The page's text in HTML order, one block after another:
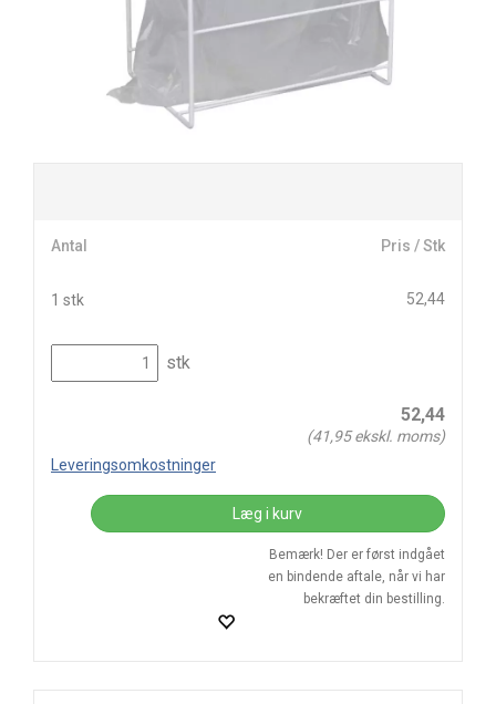
Antal Pris / Stk
1 stk 52,44
stk
52,44
(41,95ekskl. moms)
Leveringsomkostninger
Læg i kurv
Bemærk! Der er først indgået
en bindende aftale, når vi har
bekræftet din bestilling.